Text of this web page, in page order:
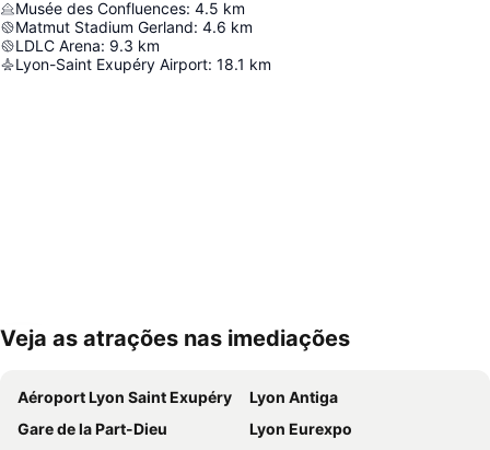
Musée des Confluences: 4.5 km
Matmut Stadium Gerland: 4.6 km
LDLC Arena: 9.3 km
Lyon-Saint Exupéry Airport: 18.1 km
Ampliar mapa
Veja as atrações nas imediações
Aéroport Lyon Saint Exupéry
Lyon Antiga
Gare de la Part-Dieu
Lyon Eurexpo